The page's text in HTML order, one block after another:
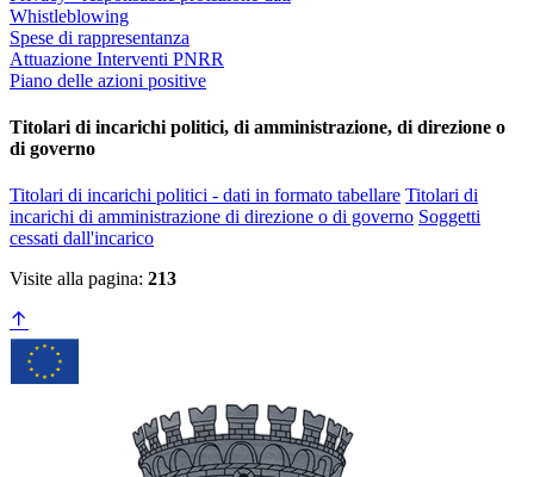
Whistleblowing
Spese di rappresentanza
Attuazione Interventi PNRR
Piano delle azioni positive
Titolari di incarichi politici, di amministrazione, di direzione o
di governo
Titolari di incarichi politici - dati in formato tabellare Titolari di
incarichi di amministrazione di direzione o di governo Soggetti
cessati dall'incarico
Visite alla pagina: 213